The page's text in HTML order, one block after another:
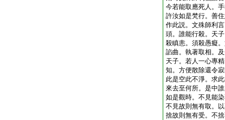
今若能取應死人。
許汝如是梵行。善
作此説。文殊師利
頭。誰能行殺。天
殺瞋恚。須殺愚癡
諂曲。執著取相。
天子。若人一心專
知。方便散除還令
此是空此不淨。求
來去至何所。是中
如是觀時。不見能
不見故則無有取。
捨故則無有受。不